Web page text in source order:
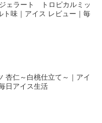
ェラート トロピカルミッ
ト味｜アイス レビュー｜毎
杏仁～白桃仕立て～｜アイ
日アイス生活